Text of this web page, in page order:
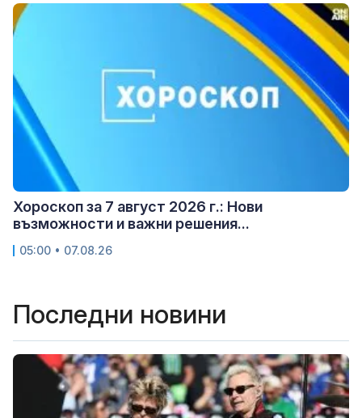
Хороскоп за 7 август 2026 г.: Нови
възможности и важни решения...
05:00 • 07.08.26
Последни новини